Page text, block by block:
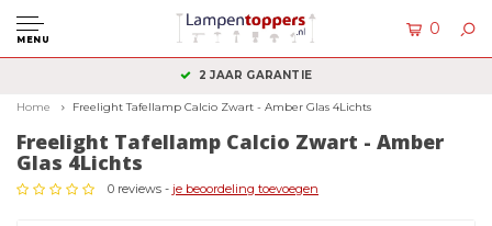
MENU
0
2 JAAR GARANTIE
Home Freelight Tafellamp Calcio Zwart - Amber Glas 4Lichts
Freelight Tafellamp Calcio Zwart - Amber
Glas 4Lichts
0 reviews - je beoordeling toevoegen